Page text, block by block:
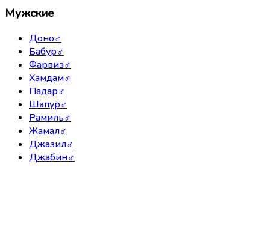
Мужские
Доно♂
Бабур♂
Фарвиз♂
Хамдам♂
Падар♂
Шапур♂
Рамиль♂
Жамал♂
Джазил♂
Джабин♂